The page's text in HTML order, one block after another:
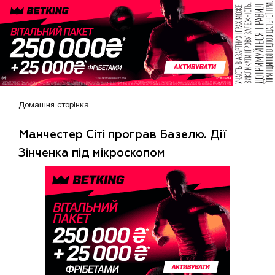
Домашня сторінка
Манчестер Сіті програв Базелю. Дії
Зінченка під мікроскопом